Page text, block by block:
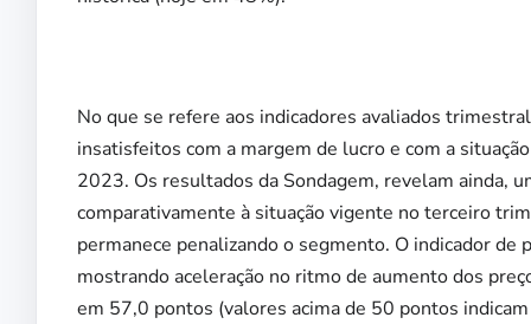
No que se refere aos indicadores avaliados
insatisfeitos com a margem de lucro e com a
2023. Os resultados da Sondagem, revelam ainda,
comparativamente à situação vigente no terceiro
permanece penalizando o segmento. O indicador
mostrando aceleração no ritmo de aumento dos
em 57,0 pontos (valores acima de 50 pontos